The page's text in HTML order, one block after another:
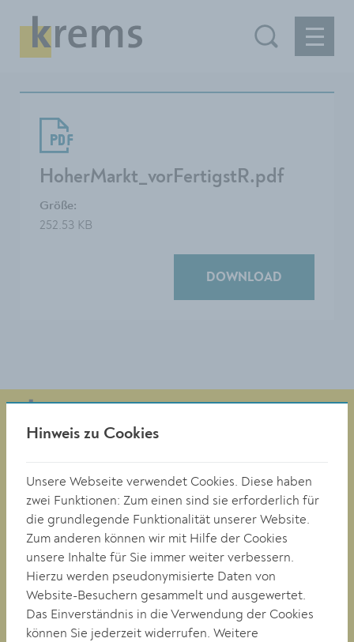
HoherMarkt_vorFertigstR.pdf
Größe:
252.53 KB
DOWNLOAD
Obere Landstraße 4
A-3500 Krems
Fax +43 (0)2732/801-90 269
E-mail:buergerservice@krems.gv.at
RATHAUS
Hinweis zu Cookies
Unsere Webseite verwendet Cookies. Diese haben
zwei Funktionen: Zum einen sind sie erforderlich für
die grundlegende Funktionalität unserer Website.
Zum anderen können wir mit Hilfe der Cookies
unsere Inhalte für Sie immer weiter verbessern.
Hierzu werden pseudonymisierte Daten von
Website-Besuchern gesammelt und ausgewertet.
Das Einverständnis in die Verwendung der Cookies
können Sie jederzeit widerrufen. Weitere